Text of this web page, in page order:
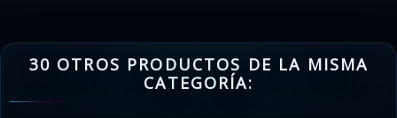
30 OTROS PRODUCTOS DE LA MISMA
CATEGORÍA: